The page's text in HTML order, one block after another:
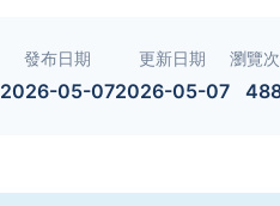
發布日期
2026-05-07
更新日期
2026-05-07
瀏覽